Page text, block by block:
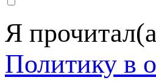
Я
Политику в